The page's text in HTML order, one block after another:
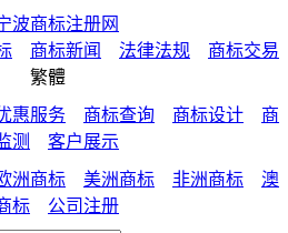
商标新闻 法律法规
商标交易
繁體
惠服务 商标查询 商标设计
商
测
客户展示
洲商标 美洲商标 非洲商标
澳
标
公司注册